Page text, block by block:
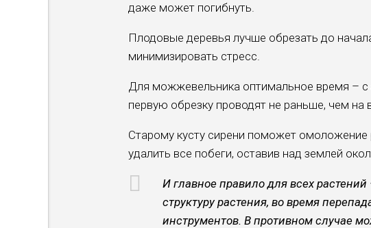
даже может погибнуть.
Плодовые деревья лучше обрезать до
минимизировать стресс.
Для можжевельника оптимальное время –
первую обрезку проводят не раньше, чем на
Старому кусту сирени поможет омоложение
удалить все побеги, оставив над землей
И главное правило для всех
структуру растения, во время
инструментов. В противном случае